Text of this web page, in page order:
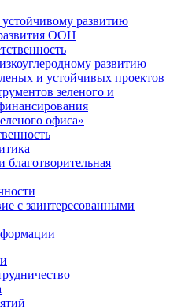
развитию
ООН
развитию
и устойчивых проектов
зеленого и
офиса»
благотворительная
с заинтересованными